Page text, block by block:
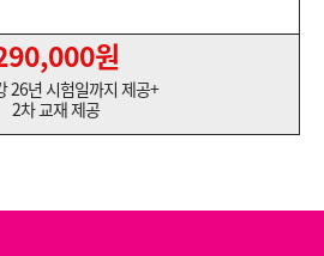
원
26년 시험일까지 제공+
2차 교재 제공